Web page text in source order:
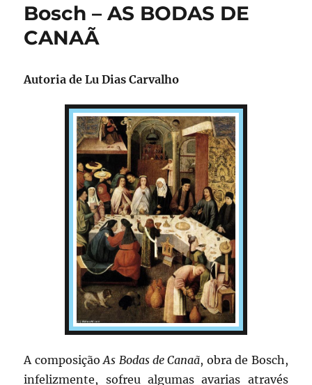
Bosch – AS BODAS DE
CANAÃ
Autoria de Lu Dias Carvalho
A composiçãoAs Bodas de Canaã, obra de Bosch,
infelizmente, sofreu algumas avarias através